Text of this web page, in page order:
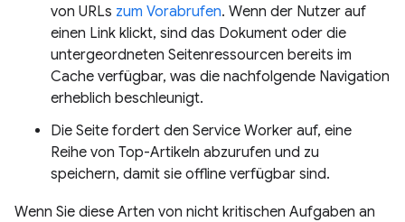
von URLs zum Vorabrufen. Wenn der Nutzer auf
einen Link klickt, sind das Dokument oder die
untergeordneten Seitenressourcen bereits im
Cache verfügbar, was die nachfolgende Navigation
erheblich beschleunigt.
Die Seite fordert den Service Worker auf, eine
Reihe von Top-Artikeln abzurufen und zu
speichern, damit sie offline verfügbar sind.
Wenn Sie diese Arten von nicht kritischen Aufgaben an